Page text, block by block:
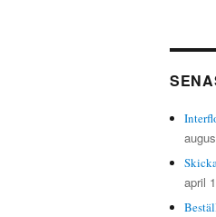
april